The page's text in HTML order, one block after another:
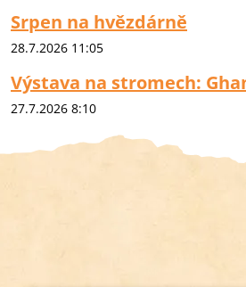
Srpen na hvězdárně
28.7.2026 11:05
Výstava na stromech:
27.7.2026 8:10